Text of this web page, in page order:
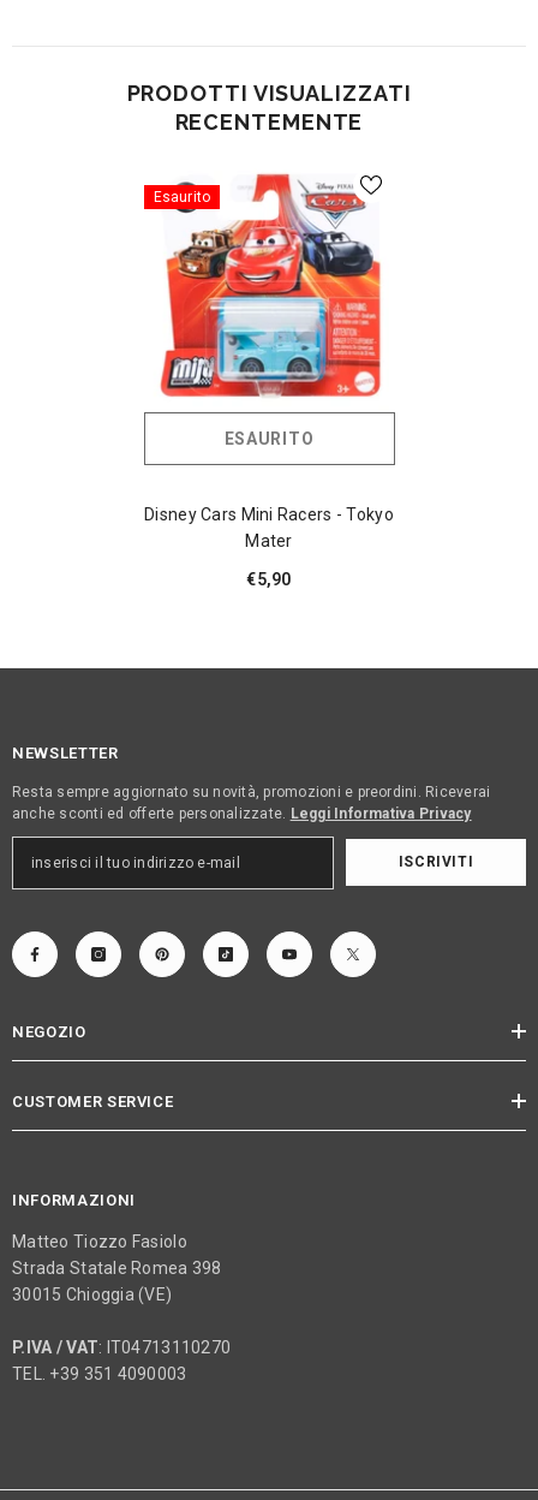
PRODOTTI VISUALIZZATI
RECENTEMENTE
Esaurito
ESAURITO
Disney Cars Mini Racers - Tokyo
Mater
€5,90
NEWSLETTER
Resta sempre aggiornato su novità, promozioni e preordini. Riceverai
anche sconti ed offerte personalizzate. Leggi Informativa Privacy
ISCRIVITI
NEGOZIO
CUSTOMER SERVICE
INFORMAZIONI
Matteo Tiozzo Fasiolo
Strada Statale Romea 398
30015 Chioggia (VE)
P.IVA / VAT: IT04713110270
TEL. +39 351 4090003